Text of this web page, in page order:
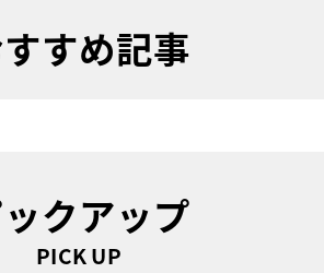
すめ記事
クアップ
PICK UP